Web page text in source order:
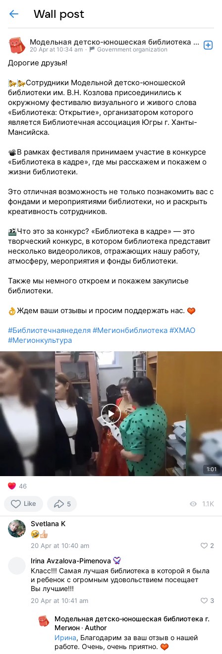
Wall post
Модельная детско-юношеская библиотека г. Мегион
20 Apr at 10:34 am · Government organization
Дорогие друзья!
Сотрудники Модельной детско-юношеской
библиотеки им. В.Н. Козлова присоединились к
окружному фестивалю визуального и живого слова
«Библиотека: Открытие», организатором которого
является Библиотечная ассоциация Югры г. Ханты-
Мансийска.
В рамках фестиваля принимаем участие в конкурсе
«Библиотека в кадре», где мы расскажем и покажем о
жизни библиотеки.
Это отличная возможность не только познакомить вас с
фондами и мероприятиями библиотеки, но и раскрыть
креативность сотрудников.
Что это за конкурс? «Библиотека в кадре» — это
творческий конкурс, в котором библиотека представит
несколько видеороликов, отражающих нашу работу,
атмосферу, мероприятия и фонды библиотеки.
Также мы немного откроем и покажем закулисье
библиотеки.
Ждем ваши отзывы и просим поддержать нас.
#Библиотечнаянеделя #Мегионбиблиотека #ХМАО
#Мегионкультура
1:01
46
Like 5 1.1K
Svetlana K
20 Apr at 10:40 am 2
Irina Avzalova-Pimenova
Класс!!! Самая лучшая библиотека в которой я была
и ребенок с огромным удовольствием посещает
Вы лучшие!!!
20 Apr at 10:41 am 3
Модельная детско-юношеская библиотека г.
Мегион · Author
Ирина, Благодарим за ваш отзыв о нашей
работе. Очень, очень приятно.